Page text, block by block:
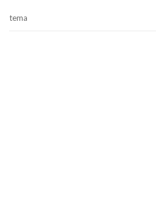
tema